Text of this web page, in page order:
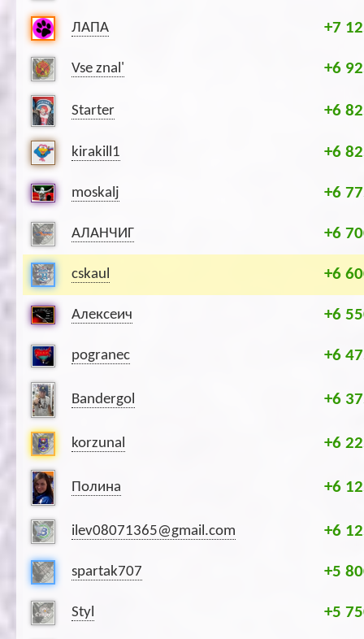
ЛАПА +7
Vse znal' +6
Starter +6
kirakill1 +6
moskalj +6
АЛАНЧИГ +6
cskaul +6
Алексеич +6
pogranec +6
Bandergol +6
korzunal +6
Полина +6
ilev08071365@gmail.com +6
spartak707 +5
Styl +5